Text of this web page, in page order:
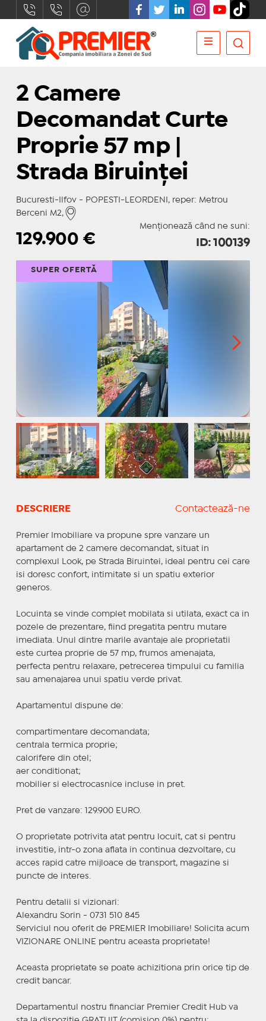
2 Camere
Decomandat Curte
Proprie 57 mp |
Strada Biruinței
Bucuresti-Ilfov - POPESTI-LEORDENI, reper: Metrou
Berceni M2,
Menționează când ne suni:
129.900 € ID: 100139
SUPER OFERTĂ
DESCRIERE Contactează-ne
Premier Imobiliare va propune spre vanzare un
apartament de 2 camere decomandat, situat in
complexul Look, pe Strada Biruintei, ideal pentru cei care
isi doresc confort, intimitate si un spatiu exterior
generos.
Locuinta se vinde complet mobilata si utilata, exact ca in
pozele de prezentare, fiind pregatita pentru mutare
imediata. Unul dintre marile avantaje ale proprietatii
este curtea proprie de 57 mp, frumos amenajata,
perfecta pentru relaxare, petrecerea timpului cu familia
sau amenajarea unui spatiu verde privat.
Apartamentul dispune de:
compartimentare decomandata;
centrala termica proprie;
calorifere din otel;
aer conditionat;
mobilier si electrocasnice incluse in pret.
Pret de vanzare: 129.900 EURO.
O proprietate potrivita atat pentru locuit, cat si pentru
investitie, intr-o zona aflata in continua dezvoltare, cu
acces rapid catre mijloace de transport, magazine si
puncte de interes.
Pentru detalii si vizionari:
Alexandru Sorin - 0731 510 845
Serviciul nou oferit de PREMIER Imobiliare! Solicita acum
VIZIONARE ONLINE pentru aceasta proprietate!
Aceasta proprietate se poate achizitiona prin orice tip de
credit bancar.
Departamentul nostru financiar Premier Credit Hub va